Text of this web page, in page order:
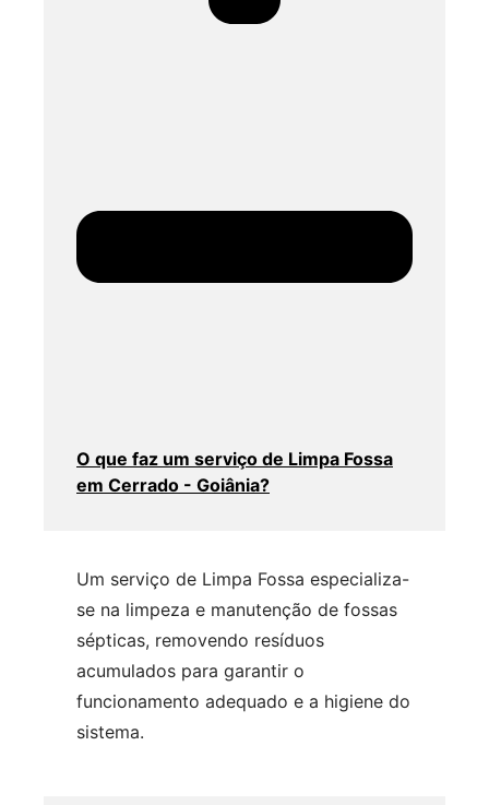
O que faz um serviço de Limpa Fossa
em Cerrado - Goiânia?
Um serviço de Limpa Fossa especializa-
se na limpeza e manutenção de fossas
sépticas, removendo resíduos
acumulados para garantir o
funcionamento adequado e a higiene do
sistema.